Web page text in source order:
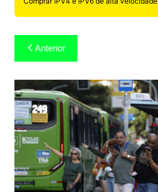
Navegação
de
Post
Anterior